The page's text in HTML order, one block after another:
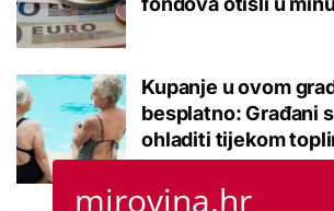
Kupanje u ovom
besplatno: Građani
ohladiti tijekom
mirovina.hr